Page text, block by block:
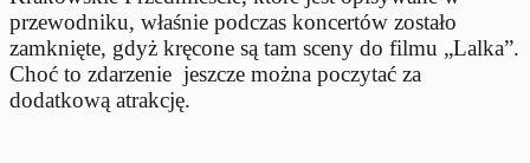
przewodniku, właśnie podczas koncertów zostało
zamknięte, gdyż kręcone są tam sceny do filmu „Lalka”.
Choć to zdarzenie jeszcze można poczytać za
dodatkową atrakcję.